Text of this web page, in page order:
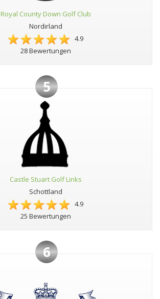
Royal County Down Golf Club
Nordirland
4.9
28 Bewertungen
5
Castle Stuart Golf Links
Schottland
4.9
25 Bewertungen
6